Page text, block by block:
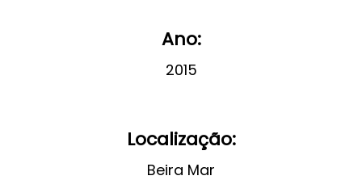
Ano:
2015
Localização:
Beira Mar